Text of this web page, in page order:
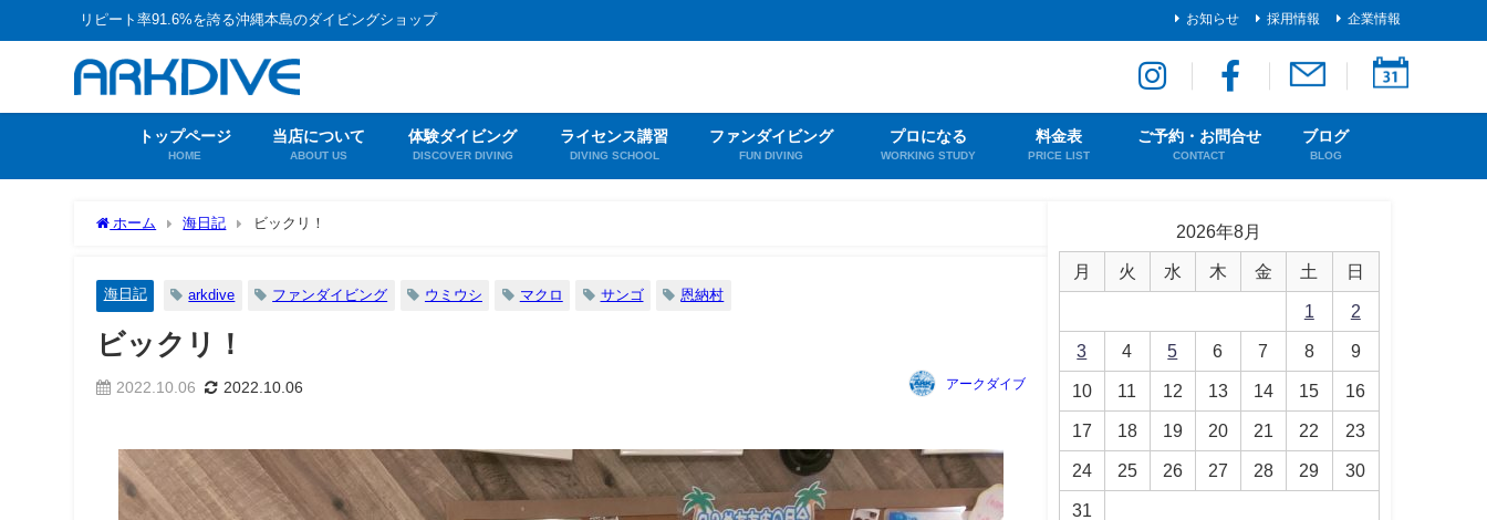
リピート率91.6%を誇る沖縄本島のダイビングショップ お知らせ 採用情報 企業情報
トップページ
HOME
当店について
ABOUT US
体験ダイビング
DISCOVER DIVING
ライセンス講習
DIVING SCHOOL
ファンダイビング
FUN DIVING
プロになる
WORKING STUDY
料金表
PRICE LIST
ご予約・お問合せ
CONTACT
ブログ
BLOG
ホーム 海日記 ビックリ！
海日記 arkdive ファンダイビング ウミウシ マクロ サンゴ 恩納村
ビックリ！
2022.10.06 2022.10.06 アークダイブ
2026年8月
月 火 水 木 金 土 日
1 2
3 4 5 6 7 8 9
10 11 12 13 14 15 16
17 18 19 20 21 22 23
24 25 26 27 28 29 30
31